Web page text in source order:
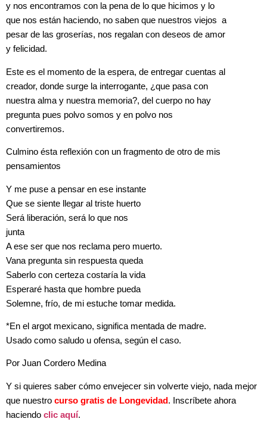
y nos encontramos con la pena de lo que hicimos y lo
que nos están haciendo, no saben que nuestros viejos a
pesar de las groserías, nos regalan con deseos de amor
y felicidad.
Este es el momento de la espera, de entregar cuentas al
creador, donde surge la interrogante, ¿que pasa con
nuestra alma y nuestra memoria?, del cuerpo no hay
pregunta pues polvo somos y en polvo nos
convertiremos.
Culmino ésta reflexión con un fragmento de otro de mis
pensamientos
Y me puse a pensar en ese instante
Que se siente llegar al triste huerto
Será liberación, será lo que nos
A ese ser que nos reclama pero muerto.
Vana pregunta sin respuesta queda
Saberlo con certeza costaría la vida
Esperaré hasta que hombre pueda
Solemne, frío, de mi estuche tomar medida.
*En el argot mexicano, significa mentada de madre.
Usado como saludo u ofensa, según el caso.
Por Juan Cordero Medina
Y si quieres saber cómo envejecer sin volverte viejo, nada mejor
que nuestro curso gratis de Longevidad . Inscríbete ahora
haciendo clic aquí.